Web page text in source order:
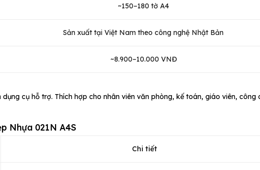
~150–180 tờ A4
Sản xuất tại Việt Nam theo công nghệ Nhật Bản
~8.900–10.000 VNĐ
cụ hỗ trợ. Thích hợp cho nhân viên văn phòng, kế toán, giáo viên, công
Nhựa 021N A4S
Chi tiết